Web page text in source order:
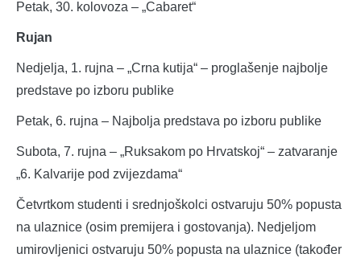
Petak, 30. kolovoza – „Cabaret“
Rujan
Nedjelja, 1. rujna – „Crna kutija“ – proglašenje najbolje
predstave po izboru publike
Petak, 6. rujna – Najbolja predstava po izboru publike
Subota, 7. rujna – „Ruksakom po Hrvatskoj“ – zatvaranje
„6. Kalvarije pod zvijezdama“
Četvrtkom studenti i srednjoškolci ostvaruju 50% popusta
na ulaznice (osim premijera i gostovanja). Nedjeljom
umirovljenici ostvaruju 50% popusta na ulaznice (također